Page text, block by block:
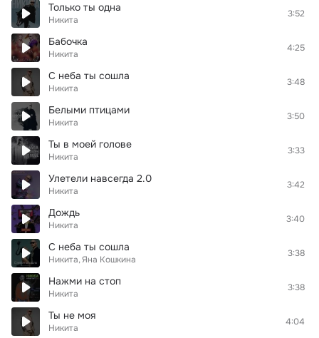
Только ты одна
Никита
3:52
Бабочка
Никита
4:25
С неба ты сошла
Никита
3:48
Белыми птицами
Никита
3:50
Ты в моей голове
Никита
3:33
Улетели навсегда 2.0
Никита
3:42
Дождь
Никита
3:40
С неба ты сошла
Никита Яна Кошкина
3:38
Нажми на стоп
Никита
3:38
Ты не моя
Никита
4:04